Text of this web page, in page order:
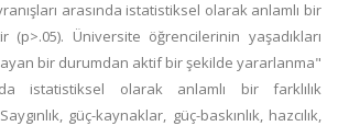
arasında istatistiksel olarak anlamlı bir
(p>.05). Üniversite öğrencilerinin yaşadıkları
bir durumdan aktif bir şekilde yararlanma"
istatistiksel olarak anlamlı bir farklılık
güç-kaynaklar, güç-baskınlık, hazcılık,